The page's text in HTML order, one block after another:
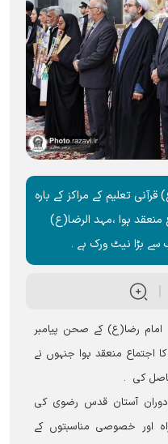
تعلیم کے مراکز کے بارہ
منعقد ہوا ،مہد الرضا(ع)
بڑا نیٹ ورک ہے ۔
امام رضا(ع) کے صحن پیامبر
اجتماع منعقد ہوا جنہوں نے
کی ۔
آستان قدس رضوی کی
اور خصوصی مناسبتوں کے